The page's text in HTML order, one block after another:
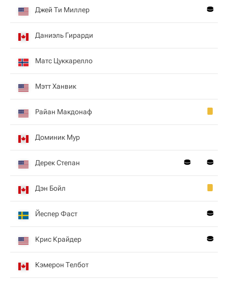
Джей Ти Миллер
Даниэль Гирарди
Матс Цуккарелло
Мэтт Ханвик
Райан Макдонаф
Доминик Мур
Дерек Степан
Дэн Бойл
Йеспер Фаст
Крис Крайдер
Кэмерон Телбот